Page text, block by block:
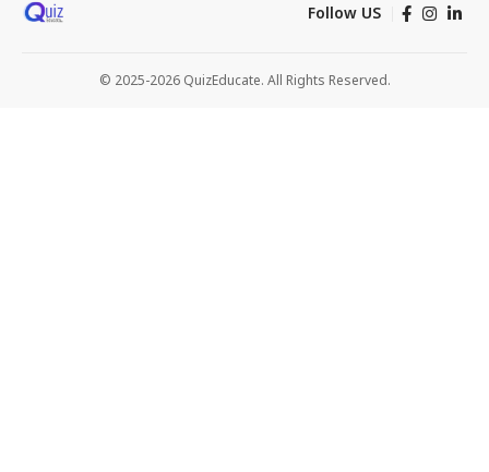
Follow US
© 2025-2026 QuizEducate. All Rights Reserved.